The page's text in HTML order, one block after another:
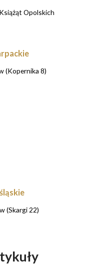
Opolskich
(Kopernika 8)
(Skargi 22)